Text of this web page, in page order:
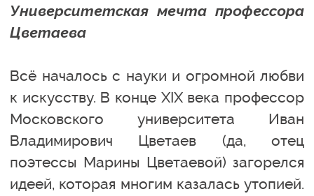
Университетская мечта профессора
Цветаева
Всё началось с науки и огромной любви
к искусству. В конце XIX века профессор
Московского университета Иван
Владимирович Цветаев (да, отец
поэтессы Марины Цветаевой) загорелся
идеей, которая многим казалась утопией.